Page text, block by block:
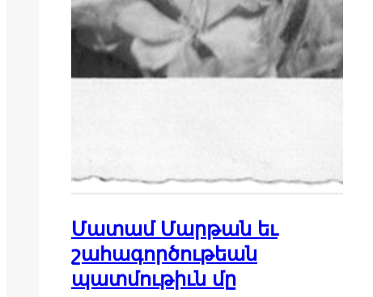
Մատամ Մարթան եւ
շահագործութեան
պատմութիւն մը